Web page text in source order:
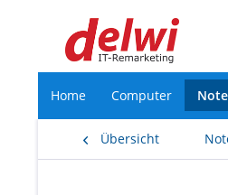
Home Computer
Übersicht